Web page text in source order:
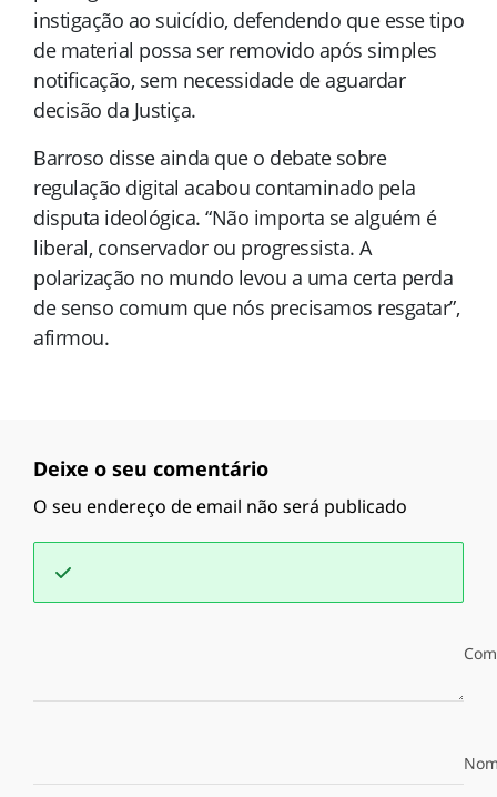
instigação ao suicídio, defendendo que esse tipo
de material possa ser removido após simples
notificação, sem necessidade de aguardar
decisão da Justiça.
Barroso disse ainda que o debate sobre
regulação digital acabou contaminado pela
disputa ideológica. “Não importa se alguém é
liberal, conservador ou progressista. A
polarização no mundo levou a uma certa perda
de senso comum que nós precisamos resgatar”,
afirmou.
Deixe o seu comentário
O seu endereço de email não será publicado